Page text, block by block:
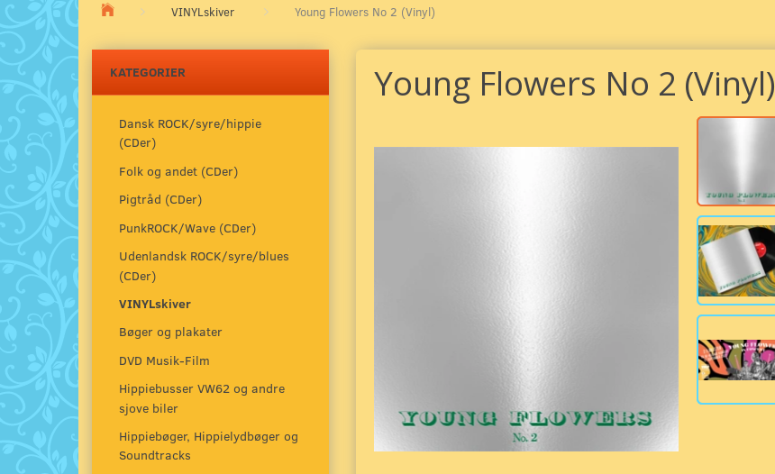
VINYLskiver Young Flowers No 2 (Vinyl)
KATEGORIER
Dansk ROCK/syre/hippie
(CDer)
Folk og andet (CDer)
Pigtråd (CDer)
PunkROCK/Wave (CDer)
Udenlandsk ROCK/syre/blues
(CDer)
VINYLskiver
Bøger og plakater
DVD Musik-Film
Hippiebusser VW62 og andre
sjove biler
Hippiebøger, Hippielydbøger og
Soundtracks
Young Flowers No 2 (Vinyl)